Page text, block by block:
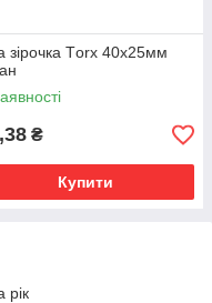
зірочка Тorx 40х25мм
₴
Купити
рік